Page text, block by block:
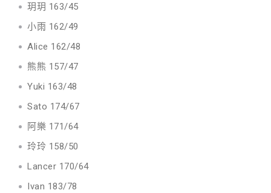
玥玥 163/45
小雨 162/49
Alice 162/48
熊熊 157/47
Yuki 163/48
Sato 174/67
阿樂 171/64
玲玲 158/50
Lancer 170/64
Ivan 183/78